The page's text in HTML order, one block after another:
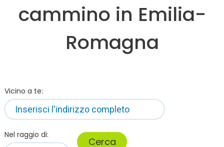
cammino in Emilia-
Romagna
Vicino a te:
Nel raggio di:
Cerca